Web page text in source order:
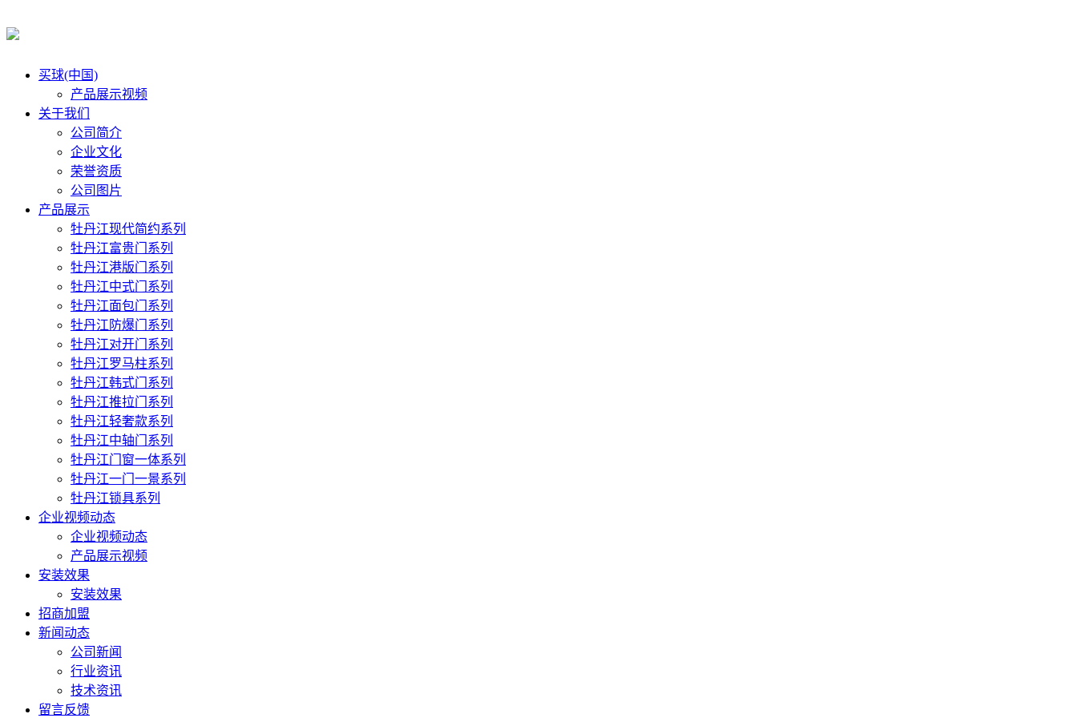
买球(中国)
产品展示视频
关于我们
公司简介
企业文化
荣誉资质
公司图片
产品展示
牡丹江现代简约系列
牡丹江富贵门系列
牡丹江港版门系列
牡丹江中式门系列
牡丹江面包门系列
牡丹江防爆门系列
牡丹江对开门系列
牡丹江罗马柱系列
牡丹江韩式门系列
牡丹江推拉门系列
牡丹江轻奢款系列
牡丹江中轴门系列
牡丹江门窗一体系列
牡丹江一门一景系列
牡丹江锁具系列
企业视频动态
企业视频动态
产品展示视频
安装效果
安装效果
招商加盟
新闻动态
公司新闻
行业资讯
技术资讯
留言反馈